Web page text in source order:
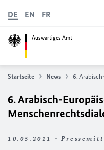
Auswärtiges Amt
DE EN FR
Startseite News 6.
6. Arabisch-
10.05.2011 -